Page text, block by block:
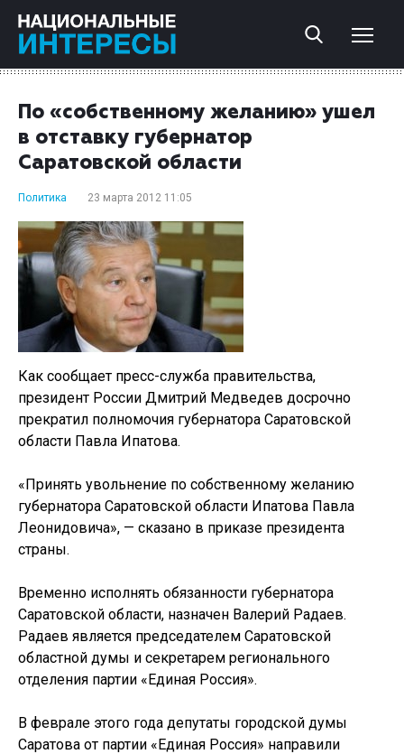
По «собственному желанию» ушел
в отставку губернатор
Саратовской области
Политика 23 марта 2012 11:05
Как сообщает пресс-служба правительства,
президент России Дмитрий Медведев досрочно
прекратил полномочия губернатора Саратовской
области Павла Ипатова.
«Принять увольнение по собственному желанию
губернатора Саратовской области Ипатова Павла
Леонидовича», — сказано в приказе президента
страны.
Временно исполнять обязанности губернатора
Саратовской области, назначен Валерий Радаев.
Радаев является председателем Саратовской
областной думы и секретарем регионального
отделения партии «Единая Россия».
В феврале этого года депутаты городской думы
Саратова от партии «Единая Россия» направили